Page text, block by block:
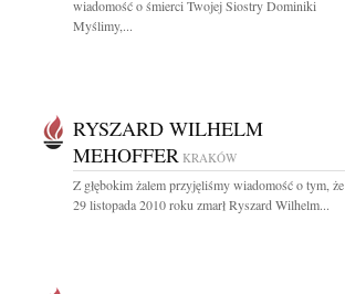
wiadomość o śmierci Twojej Siostry Dominiki
Myślimy,...
RYSZARD WILHELM
MEHOFFER KRAKÓW
Z głębokim żalem przyjęliśmy wiadomość o tym, że
29 listopada 2010 roku zmarł Ryszard Wilhelm...